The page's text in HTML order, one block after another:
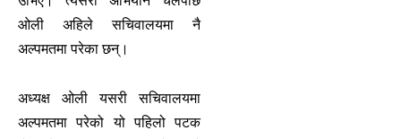
ओली अहिले सचिवालयमा नै
अल्पमतमा परेका छन्।
अध्यक्ष ओली यसरी सचिवालयमा
अल्पमतमा परेको यो पहिलो पटक